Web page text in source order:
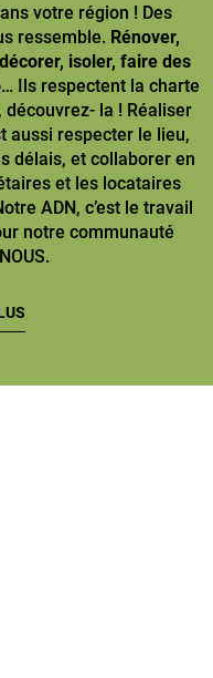
votre région ! Des
ressemble. Rénover,
décorer, isoler, faire des
… Ils respectent la charte
la ! Réaliser
aussi respecter le lieu,
délais, et collaborer en
et les locataires
ADN, c’est le travail
notre communauté